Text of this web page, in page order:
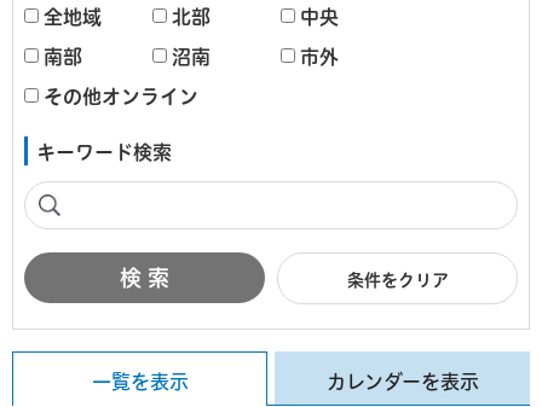
全地域 北部 中央
南部 沼南 市外
その他オンライン
キーワード検索
条件をクリア
一覧を表示 カレンダーを表示